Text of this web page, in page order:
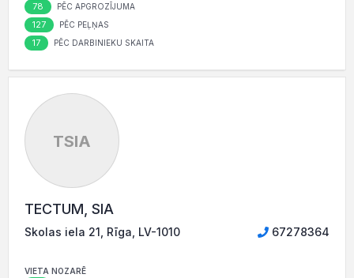
78 PĒC APGROZĪJUMA
127 PĒC PEĻŅAS
17 PĒC DARBINIEKU SKAITA
TSIA
TECTUM, SIA
Skolas iela 21, Rīga, LV-1010 67278364
VIETA NOZARĒ